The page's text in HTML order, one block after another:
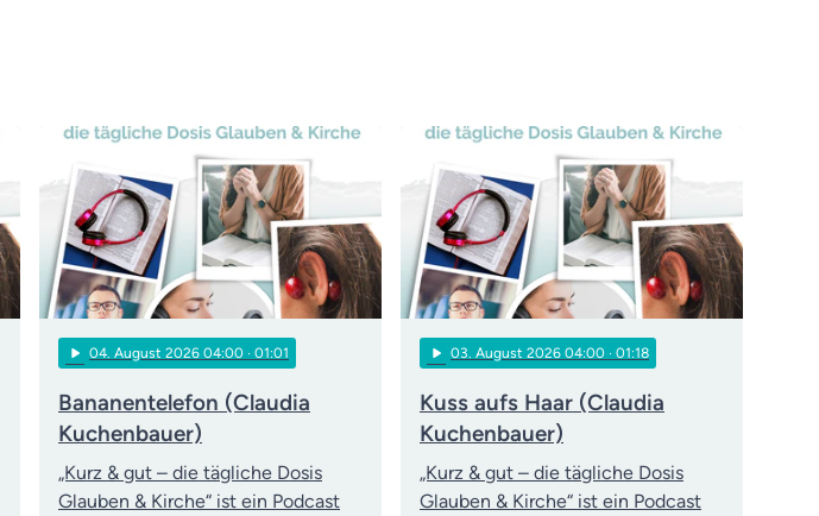
play_arrow 04 . August 2026 04:00 · 01:01
Bananentelefon (Claudia
Kuchenbauer)
„Kurz & gut – die tägliche Dosis
Glauben & Kirche“ ist ein Podcast
play_arrow 03 . August 2026 04:00 · 01:18
Kuss aufs Haar (Claudia
Kuchenbauer)
„Kurz & gut – die tägliche Dosis
Glauben & Kirche“ ist ein Podcast